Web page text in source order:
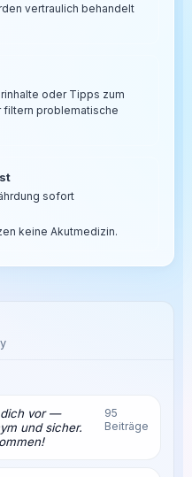
vertraulich behandelt
oder Tipps zum
filtern problematische
sofort
keine Akutmedizin.
dich vor —
und sicher.
95
Beiträge